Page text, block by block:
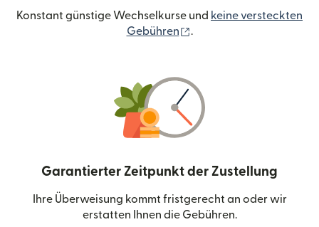
Konstant günstige Wechselkurse und keine versteckten
Gebühren
.
Garantierter Zeitpunkt der Zustellung
Ihre Überweisung kommt fristgerecht an oder wir
erstatten Ihnen die Gebühren.